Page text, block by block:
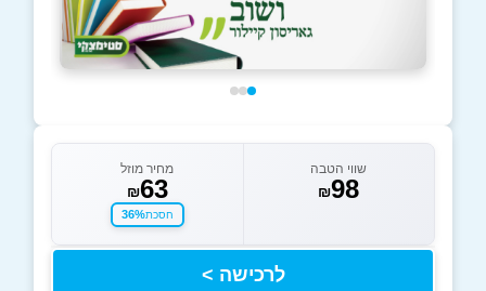
שווי הטבה
₪98
מחיר מוזל
₪63
חסכת36%
לרכישה >